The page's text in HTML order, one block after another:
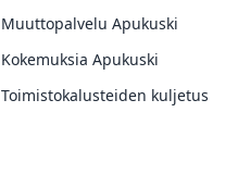
Muuttopalvelu Apukuski
Kokemuksia Apukuski
Toimistokalusteiden kuljetus